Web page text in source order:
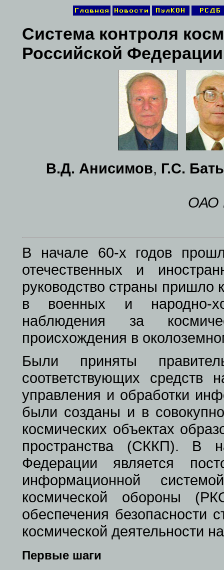
Система контроля
Российской Федерации
В.Д. Анисимов, Г.С.
ОАО
В начале 60-х годов
отечественных и
руководство страны пришло
в военных и народно-
наблюдения за
происхождения в
Были приняты
соответствующих средств
управления и обработки
были созданы и в
космических объектах
пространства (СККП). В
Федерации является
информационной
космической обороны
обеспечения
космической деятельности
Первые шаги